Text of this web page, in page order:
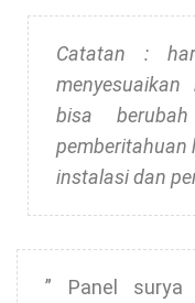
Catatan :
bisa
pemberitahuan
instalasi dan
” Panel surya